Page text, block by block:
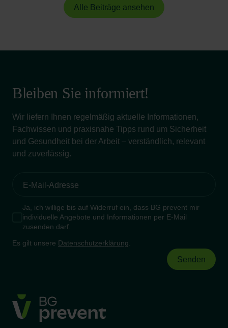
Alle Beiträge ansehen
Bleiben Sie informiert!
Wir liefern Ihnen regelmäßig aktuelle Informationen,
Fachwissen und praxisnahe Tipps rund um Sicherheit
und Gesundheit bei der Arbeit – verständlich, relevant
und zuverlässig.
Ja, ich willige bis auf Widerruf ein, dass BG prevent mir
individuelle Angebote und Informationen per E-Mail
zusenden darf.
Es gilt unsere Datenschutzerklärung